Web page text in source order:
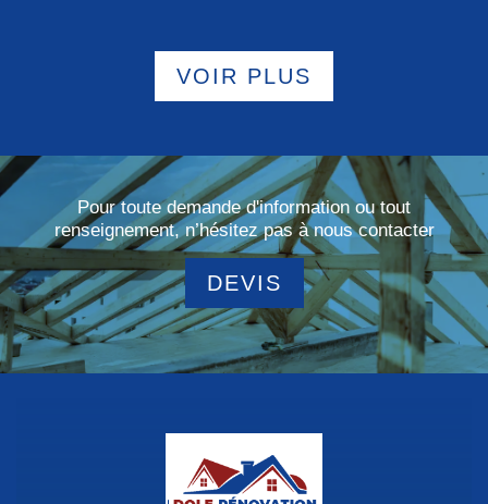
VOIR PLUS
Pour toute demande d'information ou tout
renseignement, n’hésitez pas à nous contacter
DEVIS